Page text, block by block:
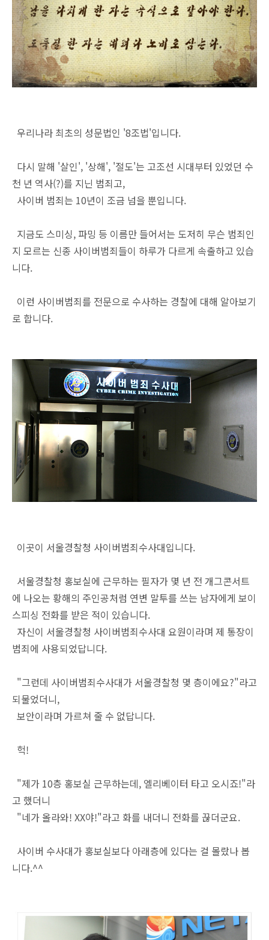
우리나라 최초의 성문법인 '8조법'입니다.
다시 말해 '살인', '상해', '절도'는 고조선 시대부터 있었던 수
천 년 역사(?)를 지닌 범죄고,
사이버 범죄는 10년이 조금 넘을 뿐입니다.
지금도 스미싱, 파밍 등 이름만 들어서는 도저히 무슨 범죄인
지 모르는 신종 사이버범죄들이 하루가 다르게 속출하고 있습
니다.
이런 사이버범죄를 전문으로 수사하는 경찰에 대해 알아보기
로 합니다.
이곳이 서울경찰청 사이버범죄수사대입니다.
서울경찰청 홍보실에 근무하는 필자가 몇 년 전 개그콘서트
에 나오는 황해의 주인공처럼 연변 말투를 쓰는 남자에게 보이
스피싱 전화를 받은 적이 있습니다.
자신이 서울경찰청 사이버범죄수사대 요원이라며 제 통장이
범죄에 사용되었답니다.
"그런데 사이버범죄수사대가 서울경찰청 몇 층이에요?"라고
되물었더니,
보안이라며 가르쳐 줄 수 없답니다.
헉!
"제가 10층 홍보실 근무하는데, 엘리베이터 타고 오시죠!"라
고 했더니
"네가 올라와! XX야!"라고 화를 내더니 전화를 끊더군요.
사이버 수사대가 홍보실보다 아래층에 있다는 걸 몰랐나 봅
니다.^^